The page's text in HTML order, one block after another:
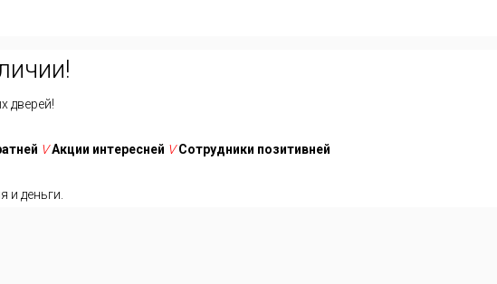
дверей!
VАкции интересней V Сотрудники позитивней
и деньги.